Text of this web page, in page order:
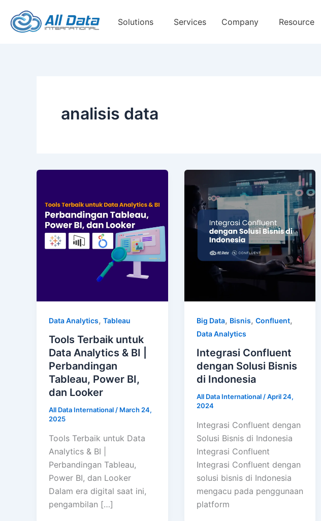
content
Solutions Services Company Resource
analisis data
Data Analytics, Tableau
Tools Terbaik untuk
Data Analytics & BI |
Perbandingan
Tableau, Power BI,
dan Looker
All Data International/ March 24,
2025
Tools Terbaik untuk Data
Analytics & BI |
Perbandingan Tableau,
Power BI, dan Looker
Dalam era digital saat ini,
pengambilan […]
Big Data, Bisnis, Confluent,
Data Analytics
Integrasi Confluent
dengan Solusi Bisnis
di Indonesia
All Data International/April 24,
2024
Integrasi Confluent dengan
Solusi Bisnis di Indonesia
Integrasi Confluent
Integrasi Confluent dengan
solusi bisnis di Indonesia
mengacu pada penggunaan
platform